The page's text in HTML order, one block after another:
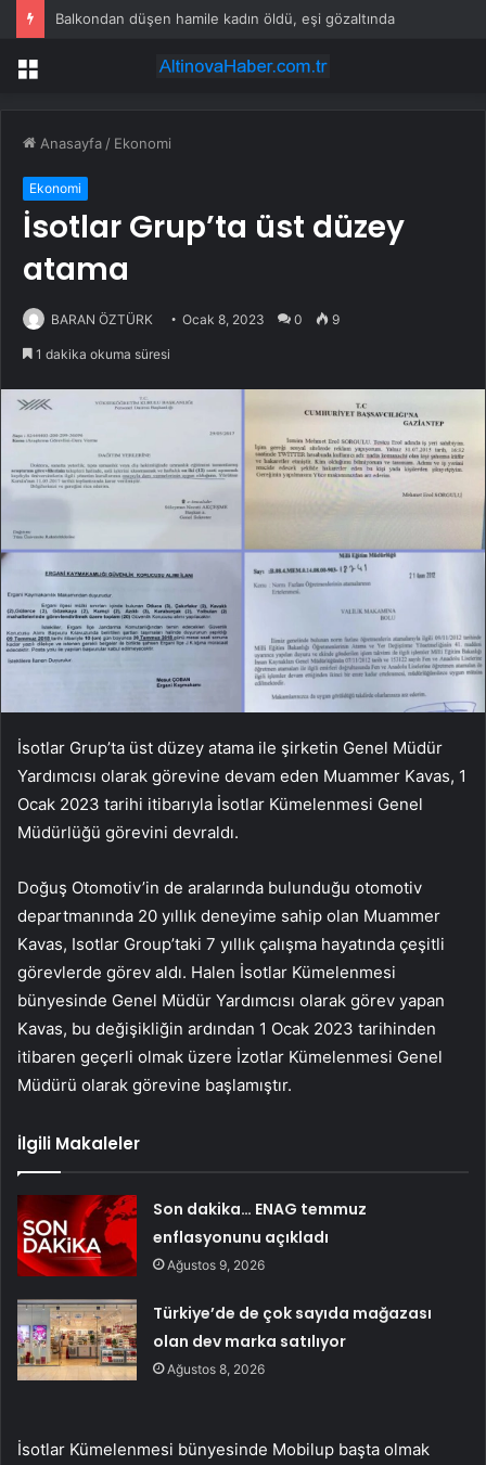
Balkondan düşen hamile kadın öldü, eşi gözaltında
Menü
Anasayfa / Ekonomi
Ekonomi
İsotlar Grup’ta üst düzey
atama
BARAN ÖZTÜRK Ocak 8, 2023 0 9
1 dakika okuma süresi
İsotlar Grup’ta üst düzey atama ile şirketin Genel Müdür
Yardımcısı olarak görevine devam eden Muammer Kavas, 1
Ocak 2023 tarihi itibarıyla İsotlar Kümelenmesi Genel
Müdürlüğü görevini devraldı.
Doğuş Otomotiv’in de aralarında bulunduğu otomotiv
departmanında 20 yıllık deneyime sahip olan Muammer
Kavas, Isotlar Group’taki 7 yıllık çalışma hayatında çeşitli
görevlerde görev aldı. Halen İsotlar Kümelenmesi
bünyesinde Genel Müdür Yardımcısı olarak görev yapan
Kavas, bu değişikliğin ardından 1 Ocak 2023 tarihinden
itibaren geçerli olmak üzere İzotlar Kümelenmesi Genel
Müdürü olarak görevine başlamıştır.
İlgili Makaleler
Son dakika… ENAG temmuz
enflasyonunu açıkladı
Ağustos 9, 2026
Türkiye’de de çok sayıda mağazası
olan dev marka satılıyor
Ağustos 8, 2026
İsotlar Kümelenmesi bünyesinde Mobilup başta olmak